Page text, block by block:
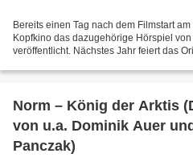
Bereits einen Tag nach dem Filmstart
Kopfkino das dazugehörige Hörspiel
veröffentlicht. Nächstes Jahr feiert das
Norm – König der Arktis
von u.a. Dominik Auer
Panczak)